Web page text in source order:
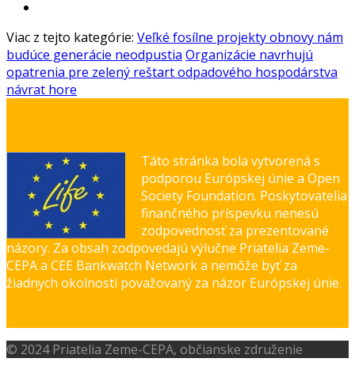
Viac z tejto kategórie: Veľké fosílne projekty obnovy nám
budúce generácie neodpustia Organizácie navrhujú
opatrenia pre zelený reštart odpadového hospodárstva
návrat hore
Táto stránka bola vytvorená s
podporou Európskej únie a Open
Society Foundation. Poskytovatelia
finančného príspevku nenesú
zodpovednosť za prezentované
názory. Za obsah zodpovedajú výlučne Priatelia Zeme-
CEPA a CEE Bankwatch Network a nemôže byť za
žiadnych okolností považovaný za názor Európskej únie.
© 2024 Priatelia Zeme-CEPA, občianske združenie